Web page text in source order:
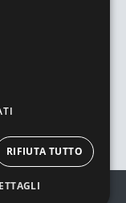
RIFIUTA TUTTO